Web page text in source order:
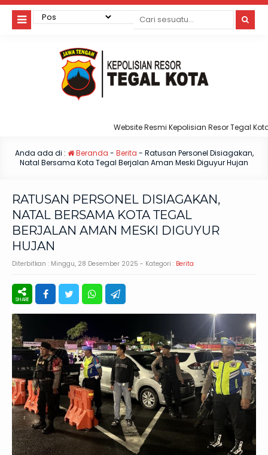
Website Resmi Kepolisian Resor Tegal Kota
Anda ada di : Beranda - Berita - Ratusan Personel Disiagakan,
Natal Bersama Kota Tegal Berjalan Aman Meski Diguyur Hujan
RATUSAN PERSONEL DISIAGAKAN,
NATAL BERSAMA KOTA TEGAL
BERJALAN AMAN MESKI DIGUYUR
HUJAN
Diterbitkan : Minggu, 28 Desember 2025 - Kategori : Berita